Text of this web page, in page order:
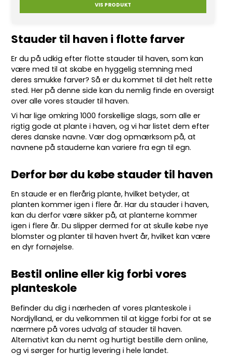
VIS PRODUKT
Stauder til haven i flotte farver
Er du på udkig efter flottestauder til haven, som kan
være med til at skabe en hyggelig stemning med
deres smukke farver? Så er du kommet til det helt rette
sted. Her på denne side kan du nemlig finde en oversigt
over alle vores stauder til haven.
Vi har lige omkring 1000 forskellige slags, som alle er
rigtig gode at plante i haven, og vi har listet dem efter
deres danske navne. Vær dog opmærksom på, at
navnene på stauderne kan variere fra egn til egn.
Derfor bør du købe stauder til haven
En staude er en flerårig plante, hvilket betyder, at
planten kommer igen i flere år. Har du stauder i haven,
kan du derfor være sikker på, at planterne kommer
igen i flere år. Du slipper dermed for at skulle købe nye
blomster og planter til haven hvert år, hvilket kan være
en dyr fornøjelse.
Bestil online eller kig forbi vores
planteskole
Befinder du dig i nærheden af vores planteskole i
Nordjylland, er du velkommen til at kigge forbi for at se
nærmere på vores udvalg af stauder til haven.
Alternativt kan du nemt og hurtigt bestille dem online,
og vi sørger for hurtig levering i hele landet.